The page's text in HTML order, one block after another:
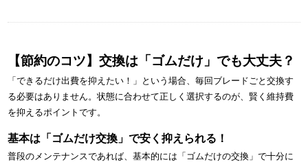
【節約のコツ】交換は「ゴムだけ」でも大丈夫？
「できるだけ出費を抑えたい！」という場合、毎回ブレードごと交換す
る必要はありません。状態に合わせて正しく選択するのが、賢く維持費
を抑えるポイントです。
基本は「ゴムだけ交換」で安く抑えられる！
普段のメンテナンスであれば、基本的には「ゴムだけの交換」で十分に